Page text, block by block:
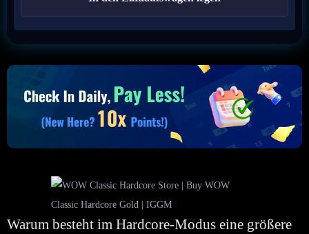
Warum besteht im Hardcore-Modus eine größere